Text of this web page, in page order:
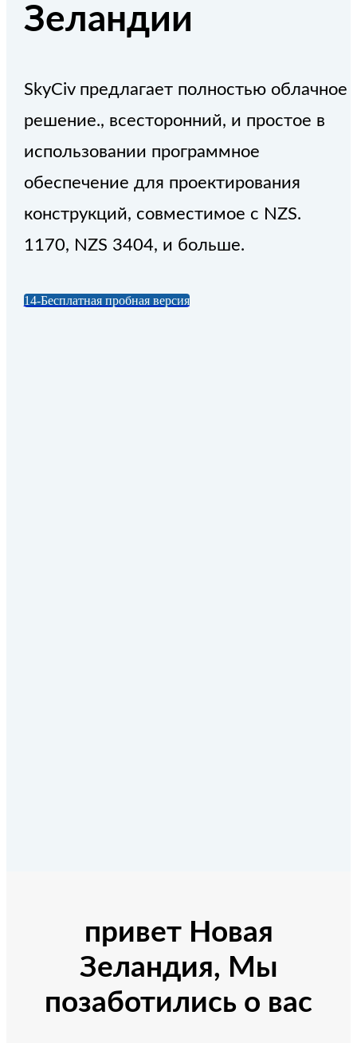
Зеландии
SkyCiv предлагает полностью облачное
решение., всесторонний, и простое в
использовании программное
обеспечение для проектирования
конструкций, совместимое с NZS.
1170, NZS 3404, и больше.
14-Бесплатная пробная версия
привет Новая
Зеландия, Мы
позаботились о вас